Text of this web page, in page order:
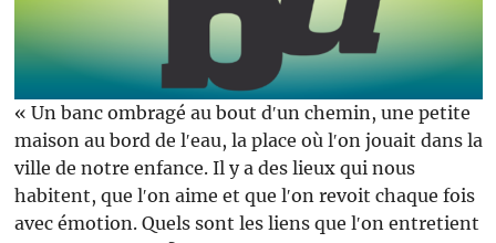
« Un banc ombragé au bout dʹun chemin, une petite
maison au bord de lʹeau, la place où lʹon jouait dans la
ville de notre enfance. Il y a des lieux qui nous
habitent, que lʹon aime et que lʹon revoit chaque fois
avec émotion. Quels sont les liens que lʹon entretient